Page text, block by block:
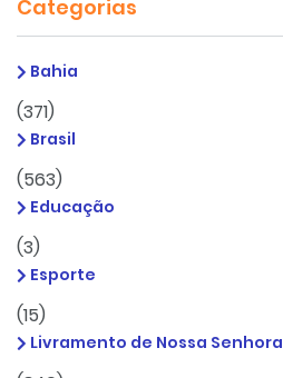
Categorias
Bahia
(371)
Brasil
(563)
Educação
(3)
Esporte
(15)
Livramento de Nossa Senhora